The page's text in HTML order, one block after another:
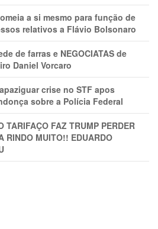
a si mesmo para função de
relativos a Flávio Bolsonaro
de farras e NEGOCIATAS de
Daniel Vorcaro
crise no STF apos
sobre a Polícia Federal
TARIFAÇO FAZ TRUMP PERDER
RINDO MUITO!! EDUARDO